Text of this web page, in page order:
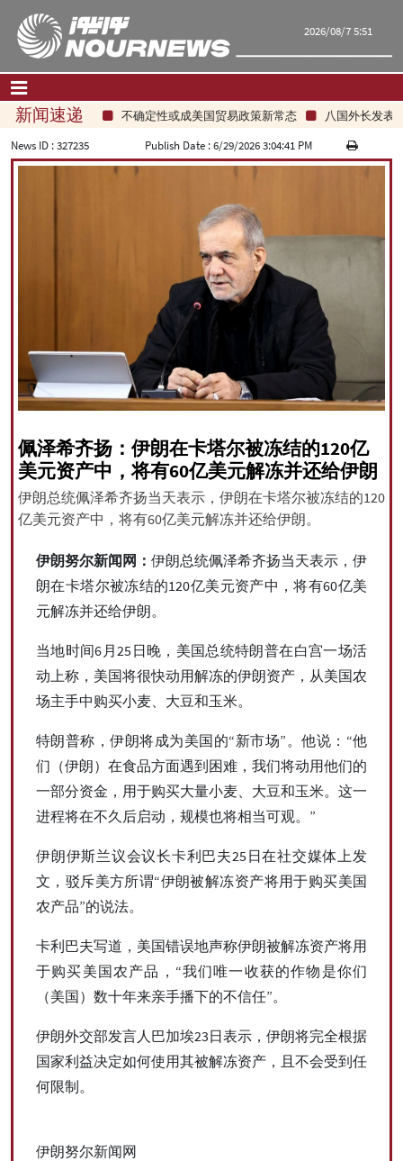
2026/08/7 5:51
首页 联系我们|关于我们
|فارسی|English| العربیه
|עברית|русский|中文|
All rights reserved for NourNews
Copyright © 2021 www.nournews.ir
新闻速递 不确定性或成美国贸易政策新常态
八国外长发表联
News ID :327235 Publish Date :6/29/2026 3:04:41 PM
佩泽希齐扬：伊朗在卡塔尔被冻结的120亿
美元资产中，将有60亿美元解冻并还给伊朗
伊朗总统佩泽希齐扬当天表示，伊朗在卡塔尔被冻结的120
亿美元资产中，将有60亿美元解冻并还给伊朗。
伊朗努尔新闻网： 伊朗总统佩泽希齐扬当天表示，伊
朗在卡塔尔被冻结的120亿美元资产中，将有60亿美
元解冻并还给伊朗。
当地时间6月25日晚，美国总统特朗普在白宫一场活
动上称，美国将很快动用解冻的伊朗资产，从美国农
场主手中购买小麦、大豆和玉米。
特朗普称，伊朗将成为美国的“新市场”。他说：“他
们（伊朗）在食品方面遇到困难，我们将动用他们的
一部分资金，用于购买大量小麦、大豆和玉米。这一
进程将在不久后启动，规模也将相当可观。”
伊朗伊斯兰议会议长卡利巴夫25日在社交媒体上发
文，驳斥美方所谓“伊朗被解冻资产将用于购买美国
农产品”的说法。
卡利巴夫写道，美国错误地声称伊朗被解冻资产将用
于购买美国农产品，“我们唯一收获的作物是你们
（美国）数十年来亲手播下的不信任”。
伊朗外交部发言人巴加埃23日表示，伊朗将完全根据
国家利益决定如何使用其被解冻资产，且不会受到任
何限制。
伊朗努尔新闻网